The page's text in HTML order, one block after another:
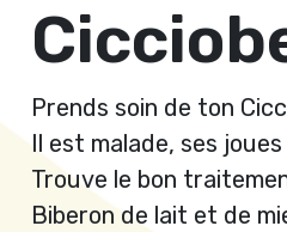
Prends soin de ton
Il est malade, ses
Trouve le bon
Biberon de lait et de